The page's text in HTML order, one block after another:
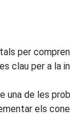
per
clau per a la
de les
els